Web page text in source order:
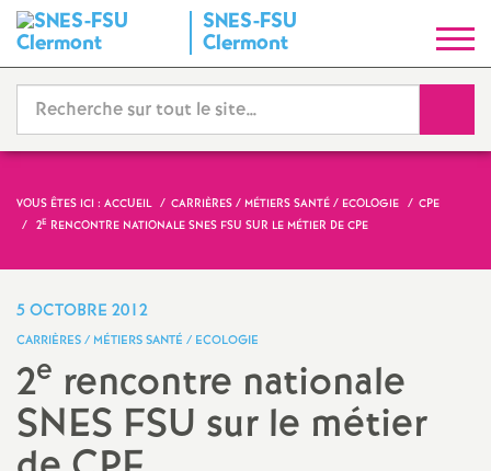
SNES-FSU
Clermont
y
n
d
i
a
t
VOUS ÊTES ICI : ACCUEIL CARRIÈRES / MÉTIERS SANTÉ / ECOLOGIE
CPE
2E RENCONTRE NATIONALE SNES FSU SUR LE MÉTIER DE CPE
5 OCTOBRE 2012
CARRIÈRES / MÉTIERS SANTÉ / ECOLOGIE
2e rencontre nationale
SNES FSU sur le métier